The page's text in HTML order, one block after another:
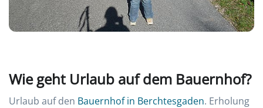
Wie geht Urlaub auf dem Bauernhof?
Urlaub auf den Bauernhof in Berchtesgaden. Erholung